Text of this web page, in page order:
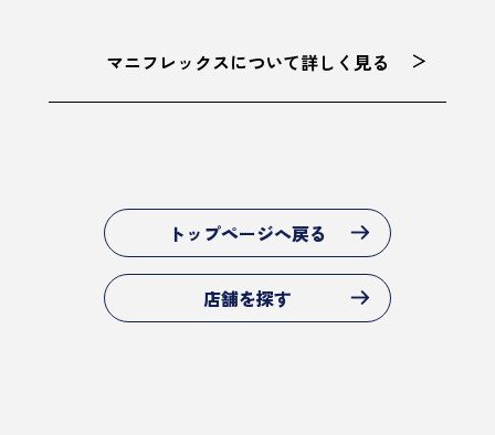
マニフレックスについて詳しく見る
トップページへ戻る
店舗を探す